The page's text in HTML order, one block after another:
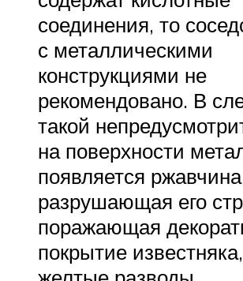
соединения, то
с металлическими
конструкциями не
рекомендовано. В
такой
на поверхности
появляется
разрушающая его
поражающая
покрытие